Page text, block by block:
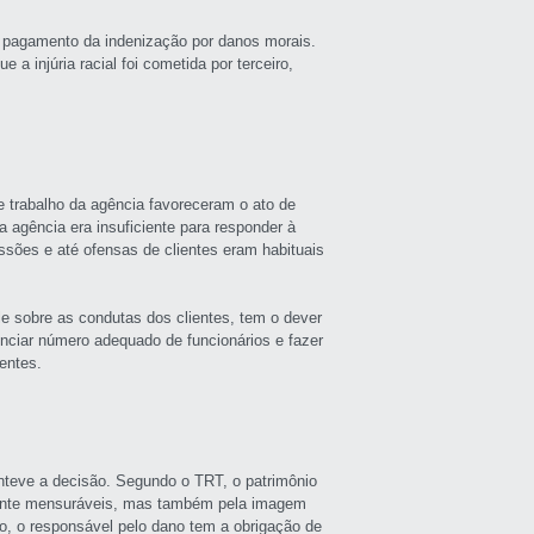
da indenização por danos morais.
a injúria racial foi cometida por terceiro,
trabalho da agência favoreceram o ato de
agência era insuficiente para responder à
e até ofensas de clientes eram habituais
sobre as condutas dos clientes, tem o dever
número adequado de funcionários e fazer
a decisão. Segundo o TRT, o patrimônio
mensuráveis, mas também pela imagem
o responsável pelo dano tem a obrigação de